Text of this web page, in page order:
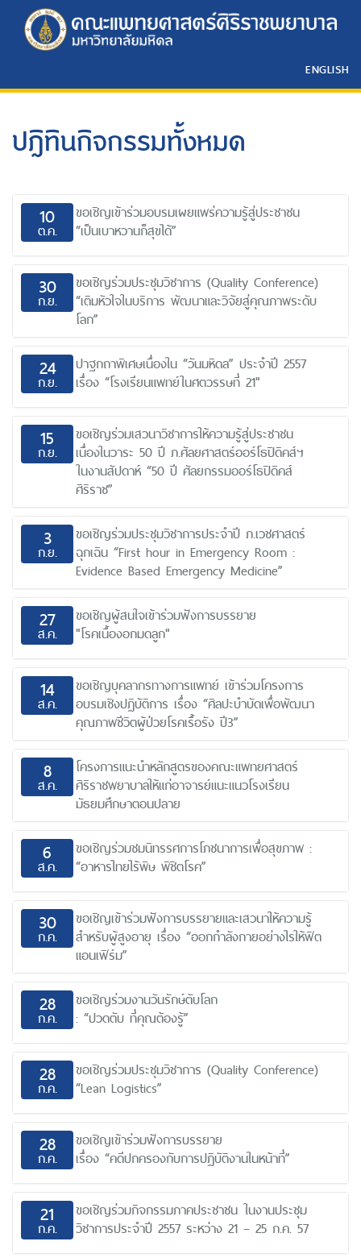
ENGLISH
ปฎิทินกิจกรรมทั้งหมด
10
ต.ค.
ขอเชิญเข้าร่วมอบรมเผยแพร่ความรู้สู่ประชาชน
“เป็นเบาหวานก็สุขได้”
30
ก.ย.
ขอเชิญร่วมประชุมวิชาการ (Quality Conference)
“เติมหัวใจในบริการ พัฒนาและวิจัยสู่คุณภาพระดับ
โลก”
24
ก.ย.
ปาฐกถาพิเศษเนื่องใน “วันมหิดล” ประจำปี 2557
เรื่อง “โรงเรียนแพทย์ในศตวรรษที่ 21"
15
ก.ย.
ขอเชิญร่วมเสวนาวิชาการให้ความรู้สู่ประชาชน
เนื่องในวาระ 50 ปี ภ.ศัลยศาสตร์ออร์โธปิดิคส์ฯ
ในงานสัปดาห์ “50 ปี ศัลยกรรมออร์โธปิดิคส์
ศิริราช”
3
ก.ย.
ขอเชิญร่วมประชุมวิชาการประจำปี ภ.เวชศาสตร์
ฉุกเฉิน “First hour in Emergency Room :
Evidence Based Emergency Medicine”
27
ส.ค.
ขอเชิญผู้สนใจเข้าร่วมฟังการบรรยาย
"โรคเนื้องอกมดลูก"
14
ส.ค.
ขอเชิญบุคลากรทางการแพทย์ เข้าร่วมโครงการ
อบรมเชิงปฏิบัติการ เรื่อง “ศิลปะบำบัดเพื่อพัฒนา
คุณภาพชีวิตผู้ป่วยโรคเรื้อรัง ปี3”
8
ส.ค.
โครงการแนะนำหลักสูตรของคณะแพทยศาสตร์
ศิริราชพยาบาลให้แก่อาจารย์แนะแนวโรงเรียน
มัธยมศึกษาตอนปลาย
6
ส.ค.
ขอเชิญร่วมชมนิทรรศการโภชนาการเพื่อสุขภาพ :
“อาหารไทยไร้พิษ พิชิตโรค”
30
ก.ค.
ขอเชิญเข้าร่วมฟังการบรรยายและเสวนาให้ความรู้
สำหรับผู้สูงอายุ เรื่อง “ออกกำลังกายอย่างไรให้ฟิต
แอนเฟิร์ม”
28
ก.ค.
ขอเชิญร่วมงานวันรักษ์ตับโลก
: “ปวดตับ ที่คุณต้องรู้”
28
ก.ค.
ขอเชิญร่วมประชุมวิชาการ (Quality Conference)
“Lean Logistics”
28
ก.ค.
ขอเชิญเข้าร่วมฟังการบรรยาย
เรื่อง “คดีปกครองกับการปฏิบัติงานในหน้าที่”
21
ก.ค.
ขอเชิญร่วมกิจกรรมภาคประชาชน ในงานประชุม
วิชาการประจำปี 2557 ระหว่าง 21 – 25 ก.ค. 57